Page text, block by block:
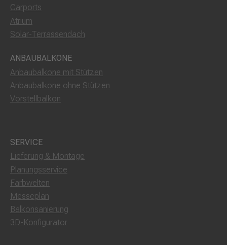
Carports
Atrium
Solar-Terrassendach
ANBAUBALKONE
Anbaubalkone mit Stützen
Anbaubalkone ohne Stützen
Vorstellbalkon
SERVICE
Lieferung & Montage
Planungsservice
Farbwelten
Messeplan
Balkonsanierung
3D-Konfigurator